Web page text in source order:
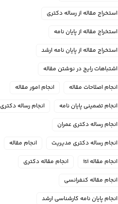
استخراج مقاله از رساله دکتری
استخراج مقاله از پایان نامه
استخراج مقاله از پایان نامه ارشد
اشتباهات رایج در نوشتن مقاله
انجام اصلاحات مقاله
انجام امور مقاله
انجام تضمینی پایان نامه
انجام رساله دکتری
انجام رساله دکتری عمران
انجام رساله دکتری مدیریت
انجام مقاله
انجام مقاله isi
انجام مقاله دکتری
انجام مقاله کنفرانسی
انجام پايان نامه كارشناسي ارشد